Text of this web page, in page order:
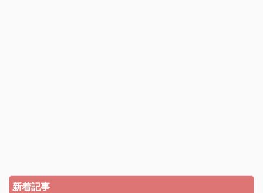
新着記事